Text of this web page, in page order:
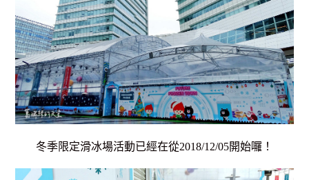
冬季限定滑冰場活動已經在從2018/12/05開始囉！